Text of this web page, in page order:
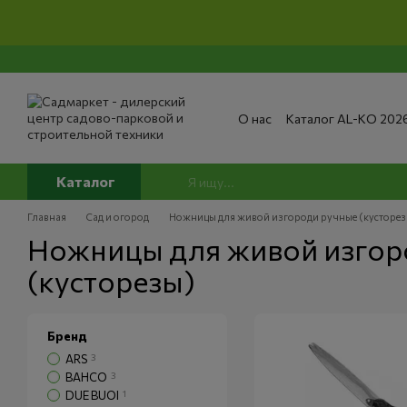
О нас Каталог AL-KO
Каталог
Главная Сад и огород Ножницы для живой изгороди ручные
Ножницы для живой
(кусторезы)
Бренд
ARS 3
BAHCO 3
DUE BUOI 1